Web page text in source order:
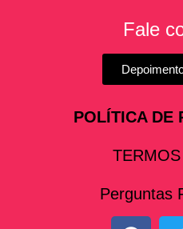
Fale
POLÍTICA DE
Perguntas